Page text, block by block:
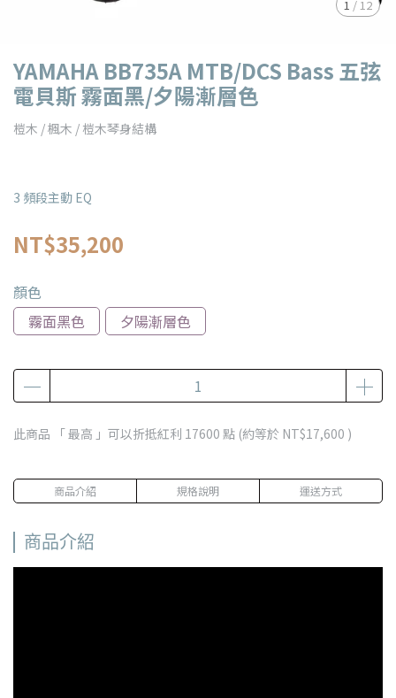
1 / 12
YAMAHA BB735A MTB/DCS Bass 五弦
電貝斯 霧面黑/夕陽漸層色
榿木 / 楓木 / 榿木琴身結構
3 頻段主動 EQ
NT$35,200
顏色
霧面黑色
夕陽漸層色
此商品 「 最高 」可以折抵紅利 17600 點 (約等於 NT$17,600 )
商品介紹 規格說明 運送方式
商品介紹